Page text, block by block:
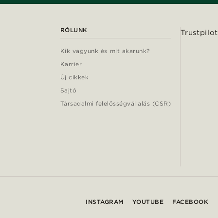
RÓLUNK
Kik vagyunk és mit akarunk?
Karrier
Új cikkek
Sajtó
Társadalmi felelősségvállalás (CSR)
Trustpilot
INSTAGRAM YOUTUBE FACEBOOK